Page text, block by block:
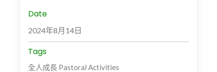
Date
2024年8月14日
Tags
全人成長 Pastoral Activities